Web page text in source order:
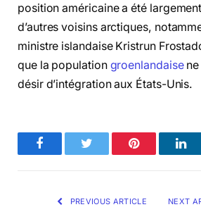
position américaine a été
d’autres voisins arctiques,
ministre islandaise Kristrun
que la population groenlandaisene
désir d’intégration aux États-Unis.
FacebookTwitter Pinterest
PREVIOUS ARTICLE NEXT